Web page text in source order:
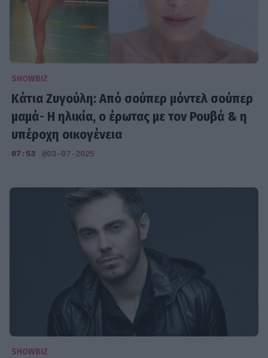
SHOWBIZ
Κάτια Ζυγούλη: Από σούπερ μόντελ σούπερ
μαμά- Η ηλικία, ο έρωτας με τον Ρουβά & η
υπέροχη οικογένεια
07:53 @03-07-2025
SHOWBIZ